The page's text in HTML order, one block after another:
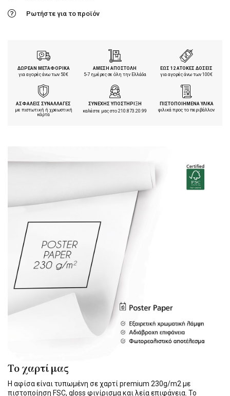
Ρωτήστε για το προϊόν
ΔΩΡΕΑΝ ΜΕΤΑΦΟΡΙΚΑ
για αγορές άνω των 50€
ΑΜΕΣΗ ΑΠΟΣΤΟΛΗ
5-7 ημέρες σε όλη την Ελλάδα
ΕΩΣ 12 ΑΤΟΚΕΣ ΔΟΣΕΙΣ
για αγορές άνω των 100€
ΑΣΦΑΛΕΙΣ ΣΥΝΑΛΛΑΓΕΣ
με πιστωτική ή χρεωστική
κάρτα
ΣΥΝΕΧΗΣ ΥΠΟΣΤΗΡΙΞΗ
καλέστε μας στο210.873.20.99
ΠΙΣΤΟΠΟΙΗΜΕΝΑ ΥΛΙΚΑ
φιλικά προς το περιβάλλον
Το χαρτί μας
Η αφίσα είναι τυπωμένη σε χαρτί premium 230g/m2 με
πιστοποίηση FSC, gloss φινίρισμα και λεία επιφάνεια. Το